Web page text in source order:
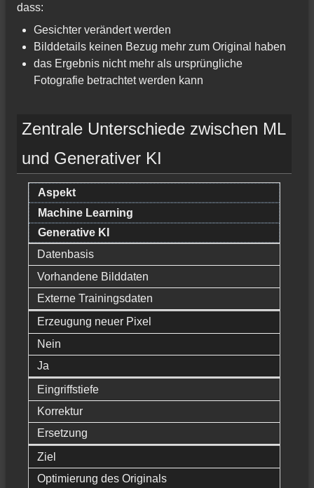
dass:
Gesichter verändert werden
Bilddetails keinen Bezug mehr zum Original haben
das Ergebnis nicht mehr als ursprüngliche
Fotografie betrachtet werden kann
Zentrale Unterschiede zwischen ML
und Generativer KI
Aspekt
Machine Learning
Generative KI
Datenbasis
Vorhandene Bilddaten
Externe Trainingsdaten
Erzeugung neuer Pixel
Nein
Ja
Eingriffstiefe
Korrektur
Ersetzung
Ziel
Optimierung des Originals